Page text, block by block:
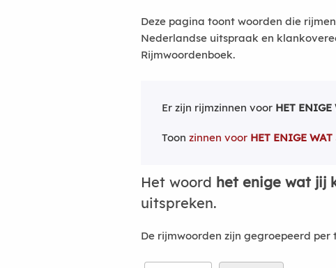
Deze pagina toont woorden die
Nederlandse uitspraak en
Rijmwoordenboek.
Er zijn rijmzinnen voor HET
Toon zinnen voor HET ENIGE
Het woord het enige wat jij
uitspreken.
De rijmwoorden zijn gegroepeerd per